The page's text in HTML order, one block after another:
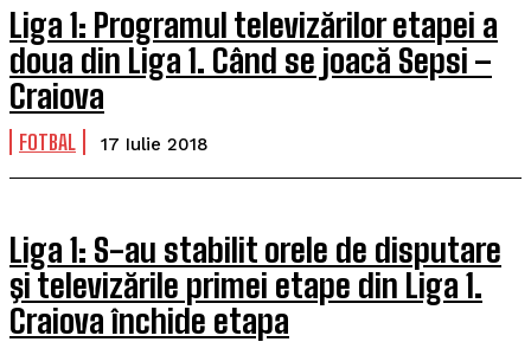
Liga 1: Programul televizărilor etapei a
doua din Liga 1. Când se joacă Sepsi –
Craiova
FOTBAL 17 Iulie 2018
Liga 1: S-au stabilit orele de disputare
şi televizările primei etape din Liga 1.
Craiova închide etapa